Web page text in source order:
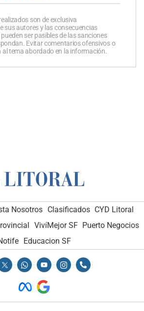
son de exclusiva
sus autores y las consecuencias
ser pasibles de las sanciones
Evitar comentarios ofensivos o
al tema abordado en la información.
Nosotros Clasificados CYD Litoral
VivíMejor SF Puerto Negocios
Educacion SF